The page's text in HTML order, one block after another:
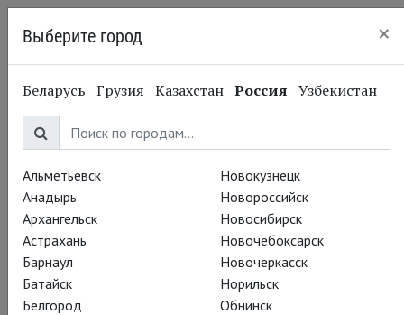
Выберите город ×
Беларусь Грузия Казахстан Россия Узбекистан
Альметьевск
Анадырь
Архангельск
Астрахань
Барнаул
Батайск
Белгород
Новокузнецк
Новороссийск
Новосибирск
Новочебоксарск
Новочеркасск
Норильск
Обнинск